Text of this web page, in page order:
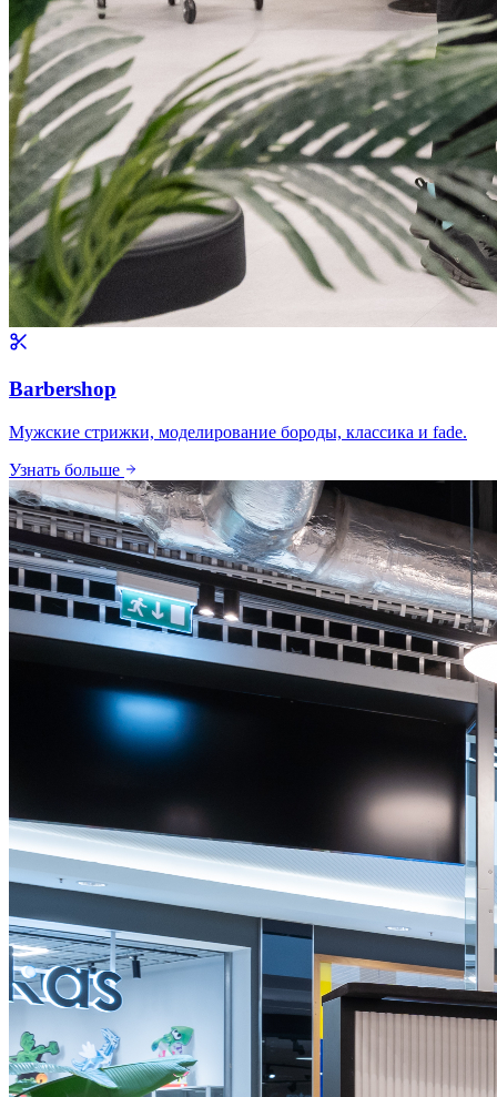
Barbershop
Мужские стрижки, моделирование бороды, классика и fade.
Узнать больше